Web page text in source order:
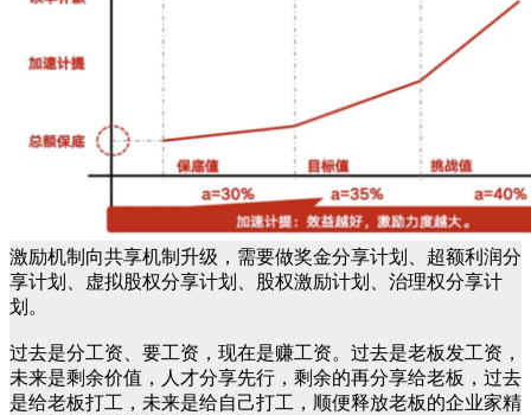
激励机制向共享机制升级，需要做奖金分享计划、超额利润分
享计划、虚拟股权分享计划、股权激励计划、治理权分享计
划。
过去是分工资、要工资，现在是赚工资。过去是老板发工资，
未来是剩余价值，人才分享先行，剩余的再分享给老板，过去
是给老板打工，未来是给自己打工，顺便释放老板的企业家精